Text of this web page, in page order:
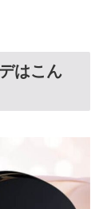
はこん